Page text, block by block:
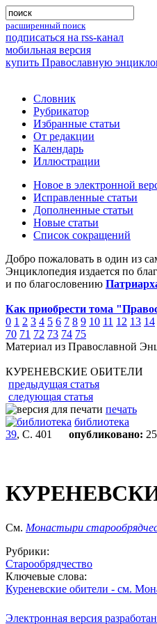
расширенный поиск
подписаться на rss-канал
мобильная версия
купить Православную
Словник
Рубрикатор
Избранные статьи
От редакции
Календарь
Иллюстрации
Новое в электронной
Исправленные статьи
Дополненные статьи
Новые статьи
Список сокращений
Добро пожаловать в один из
Энциклопедия издается по
и по благословению
Как приобрести тома
0 1 2 3 4 5 6 7 8 9 10 11 12 13 14
70 71 72 73 74 75
Материал из Православной
КУРЕНЕВСКИЕ ОБИТЕЛИ
предыдущая статья
следующая статья
печать
библиотека
39, С. 401 опубликовано:
См. Монастыри
Рубрики:
Старообрядчество
Ключевые слова:
Куреневские обители - см.
Электронная версия